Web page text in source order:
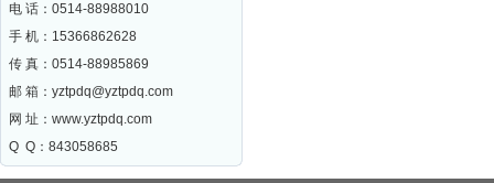
电 话：0514-88988010
手 机：15366862628
传 真：0514-88985869
邮 箱： yztpdq@yztpdq.com
网 址： www.yztpdq.com
Q Q：843058685